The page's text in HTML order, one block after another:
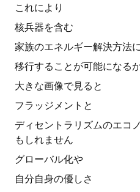
これにより
核兵器を含む
家族のエネルギー解決方法
移行することが可能になる
大きな画像で見ると
フラッジメントと
ディセントラリズムのエコ
もしれません
グローバル化や
自分自身の優しさ